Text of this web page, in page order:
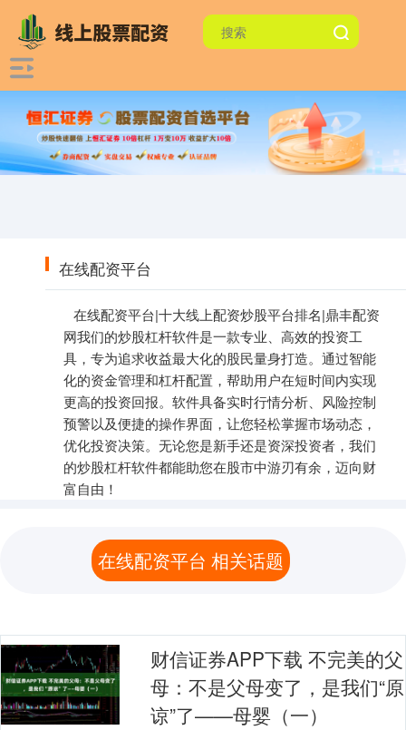
在线配资平台
在线配资平台|十大线上配资炒股平台排名|鼎丰配资
网我们的炒股杠杆软件是一款专业、高效的投资工
具，专为追求收益最大化的股民量身打造。通过智能
化的资金管理和杠杆配置，帮助用户在短时间内实现
更高的投资回报。软件具备实时行情分析、风险控制
预警以及便捷的操作界面，让您轻松掌握市场动态，
优化投资决策。无论您是新手还是资深投资者，我们
的炒股杠杆软件都能助您在股市中游刃有余，迈向财
富自由！
在线配资平台 相关话题
财信证券APP下载 不完美的父
母：不是父母变了，是我们“原
谅”了——母婴（一）